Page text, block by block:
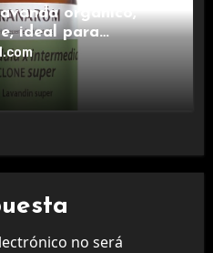
orgánico,
ideal para
no será